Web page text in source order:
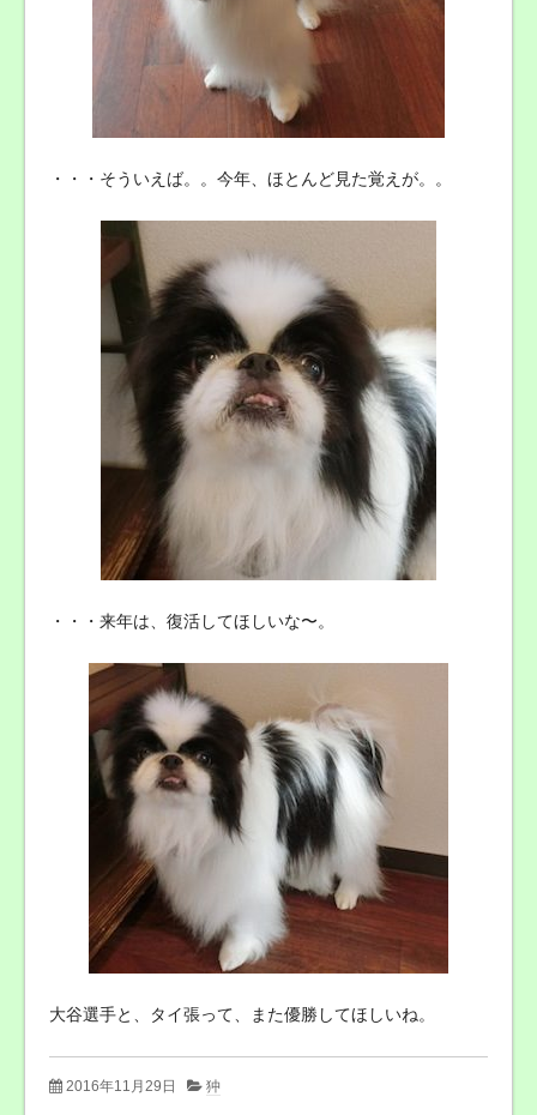
・・・そういえば。。今年、ほとんど見た覚えが。。
・・・来年は、復活してほしいな〜。
大谷選手と、タイ張って、また優勝してほしいね。
2016年11月29日 狆